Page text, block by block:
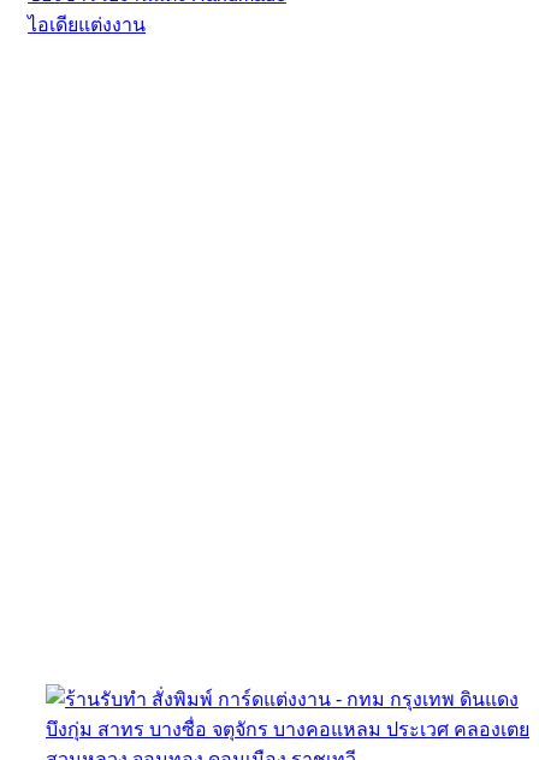
ไอเดียแต่งงาน